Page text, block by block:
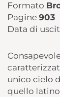
Formato
Pagine 903
Data di
unico cielo
quello